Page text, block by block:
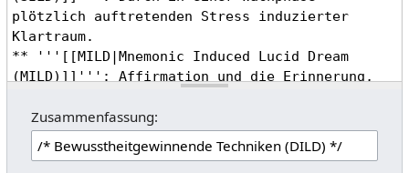
Zusammenfassung: